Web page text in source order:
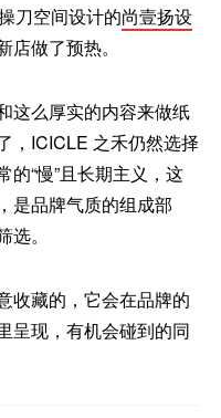
刀空间设计的尚壹扬设
做了预热。
这么厚实的内容来做纸
，ICICLE 之禾仍然选择
的“慢”且长期主义，这
是品牌气质的组成部
。
收藏的，它会在品牌的
呈现，有机会碰到的同